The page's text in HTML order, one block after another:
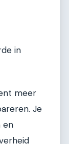
in
meer
Je
en